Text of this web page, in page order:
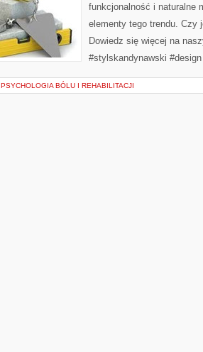
funkcjonalność i naturalne
elementy tego trendu. Czy
Dowiedz się więcej na
#stylskandynawski
PSYCHOLOGIA BÓLU I REHABILITACJI